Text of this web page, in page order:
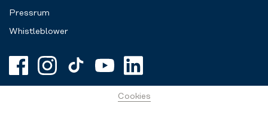
Pressrum
Whistleblower
Cookies